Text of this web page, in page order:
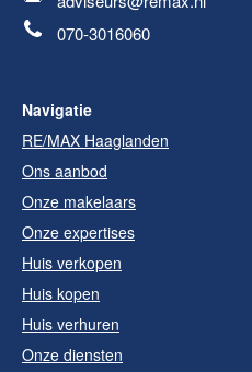
070-3016060
Navigatie
RE/MAX Haaglanden
Ons aanbod
Onze makelaars
Onze expertises
Huis verkopen
Huis kopen
Huis verhuren
Onze diensten